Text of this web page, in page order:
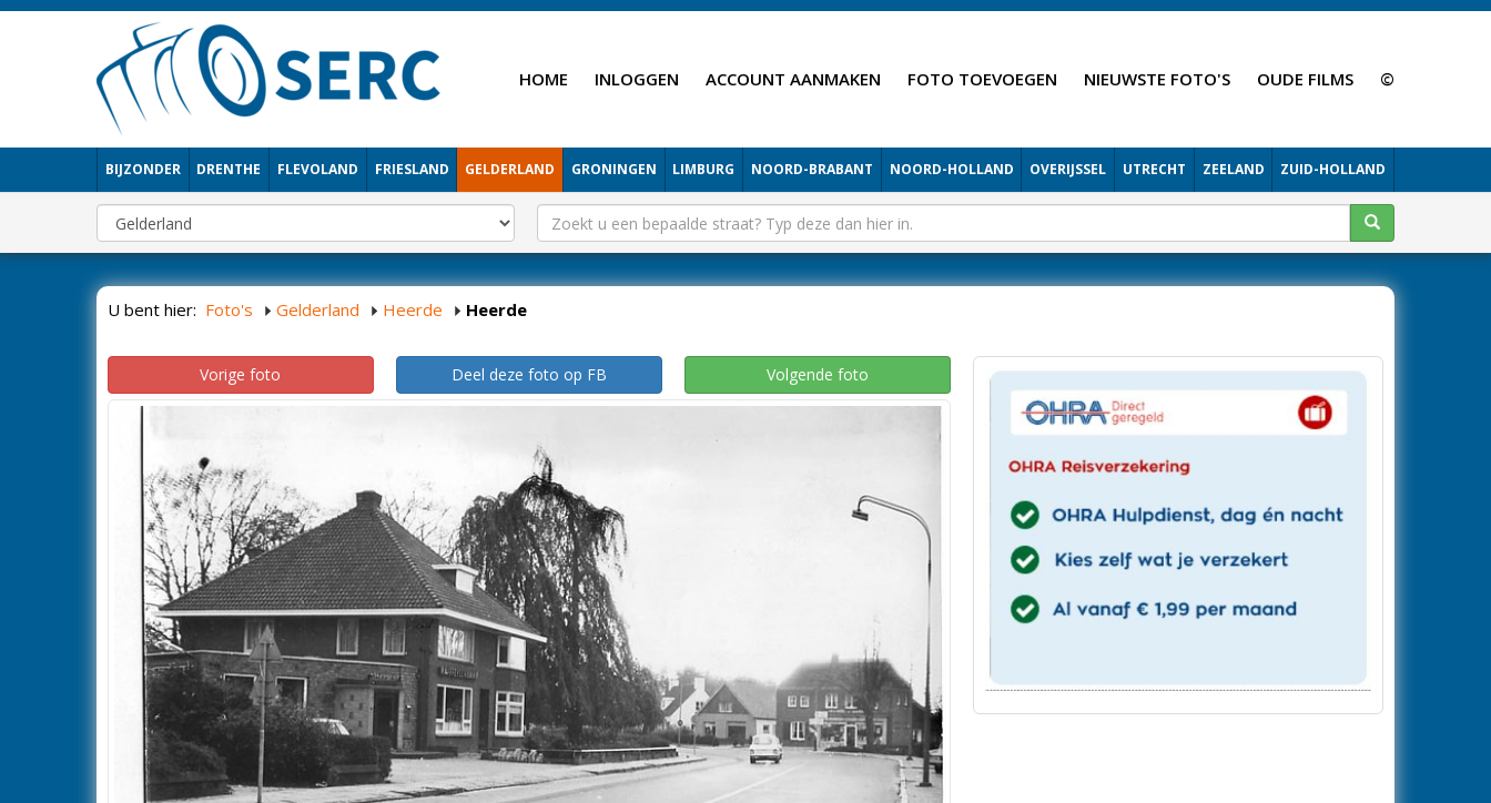
HOME INLOGGEN ACCOUNT AANMAKEN FOTO TOEVOEGEN NIEUWSTE FOTO'S OUDE FILMS ©
BIJZONDER DRENTHE FLEVOLAND FRIESLAND GELDERLAND GRONINGEN LIMBURG NOORD-BRABANT NOORD-HOLLAND OVERIJSSEL UTRECHT ZEELAND ZUID-HOLLAND
U bent hier: Foto's Gelderland Heerde Heerde
Vorige foto Deel deze foto op FB Volgende foto